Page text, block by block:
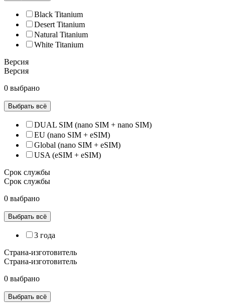
Black Titanium
Desert Titanium
Natural Titanium
White Titanium
Версия
Версия
0 выбрано
Выбрать всё
DUAL SIM (nano SIM + nano SIM)
EU (nano SIM + eSIM)
Global (nano SIM + eSIM)
USA (eSIM + eSIM)
Срок службы
Срок службы
0 выбрано
Выбрать всё
3 года
Страна-изготовитель
Страна-изготовитель
0 выбрано
Выбрать всё